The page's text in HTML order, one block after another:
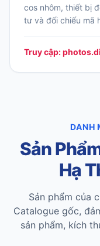
cos nhôm, thiết bị
tư và đối chiếu mã
Truy cập:
DANH
Sản
Hạ
Sản phẩm của
Catalogue gốc,
sản phẩm, kích